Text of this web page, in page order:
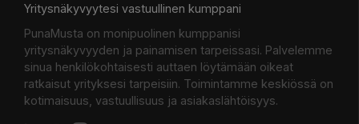
Yritysnäkyvyytesi vastuullinen kumppani
PunaMusta on monipuolinen kumppanisi
yritysnäkyvyyden ja painamisen tarpeissasi. Palvelemme
sinua henkilökohtaisesti auttaen löytämään oikeat
ratkaisut yrityksesi tarpeisiin. Toimintamme keskiössä on
kotimaisuus, vastuullisuus ja asiakaslähtöisyys.